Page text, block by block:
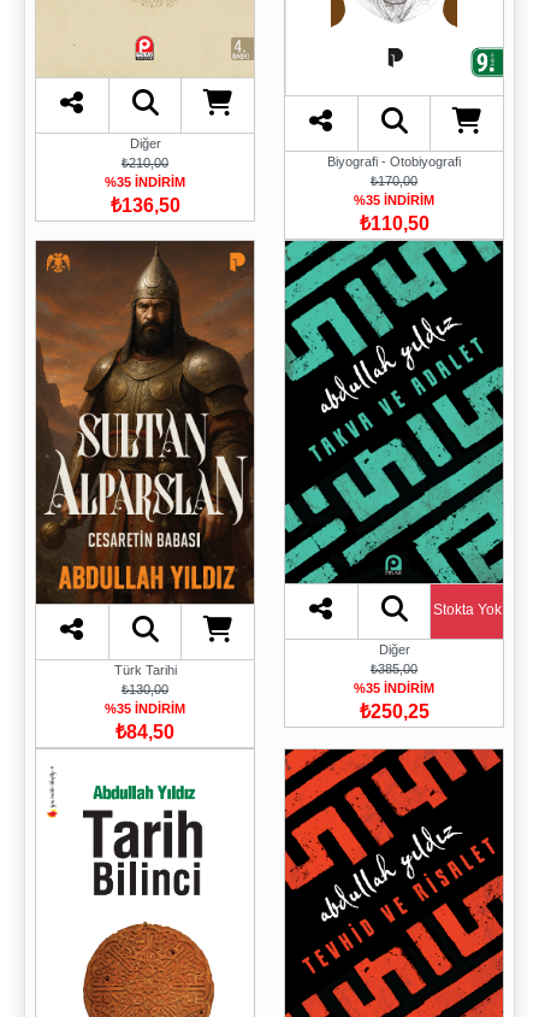
Diğer
₺210,00
%35 İNDİRİM
₺136,50
Biyografi - Otobiyografi
₺170,00
%35 İNDİRİM
₺110,50
Türk Tarihi
₺130,00
%35 İNDİRİM
₺84,50
Stokta Yok
Diğer
₺385,00
%35 İNDİRİM
₺250,25